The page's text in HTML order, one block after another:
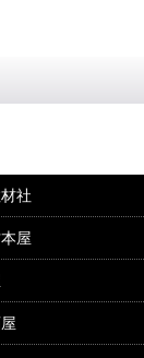
社
屋